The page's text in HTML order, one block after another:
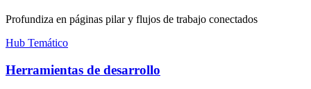
Profundiza en páginas pilar y flujos de trabajo conectados
Hub Temático
Herramientas de desarrollo